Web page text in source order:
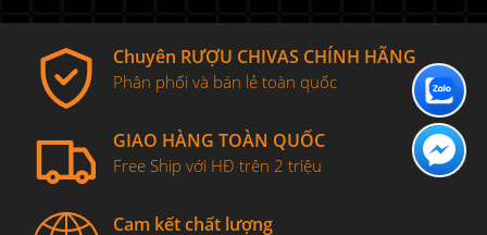
Chuyên RƯỢU CHIVAS CHÍNH HÃNG
Phân phối và bán lẻ toàn quốc
GIAO HÀNG TOÀN QUỐC
Free Ship với HĐ trên 2 triệu
Cam kết chất lượng